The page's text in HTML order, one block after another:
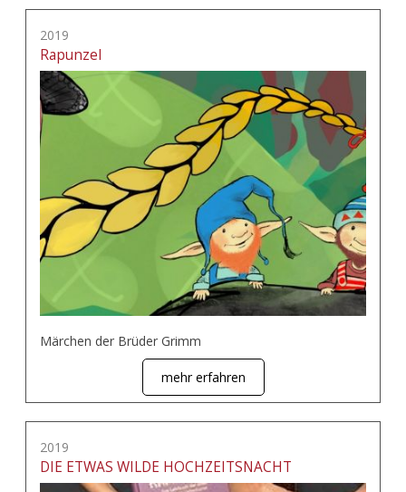
2019
Rapunzel
Märchen der Brüder Grimm
mehr erfahren
2019
DIE ETWAS WILDE HOCHZEITSNACHT